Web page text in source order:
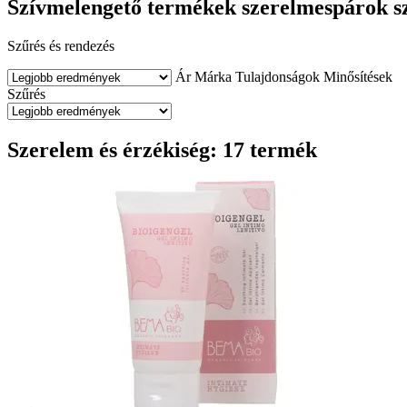
Szívmelengető termékek szerelmespárok
Szűrés és rendezés
Ár Márka Tulajdonságok Minősítések
Szűrés
Szerelem és érzékiség: 17 termék